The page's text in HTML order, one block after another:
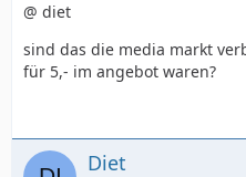
@ diet
sind das die media markt
für 5,- im angebot waren?
Diet